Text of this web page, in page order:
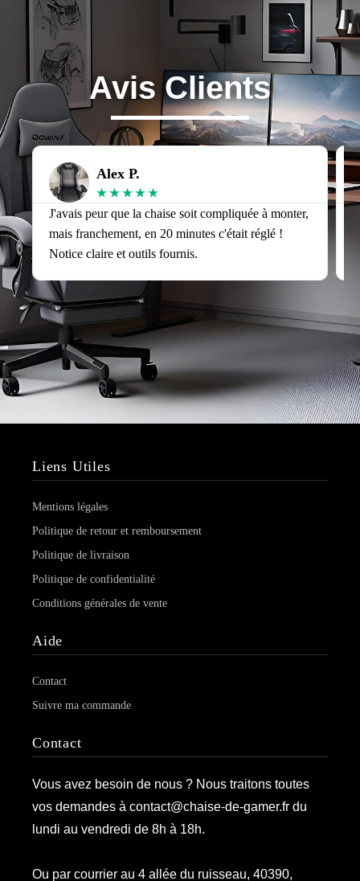
Avis Clients
Alex P.
★ ★ ★ ★ ★
J'avais peur que la chaise soit compliquée à monter,
mais franchement, en 20 minutes c'était réglé !
Notice claire et outils fournis.
Liens Utiles
Mentions légales
Politique de retour et remboursement
Politique de livraison
Politique de confidentialité
Conditions générales de vente
Aide
Contact
Suivre ma commande
Contact
Vous avez besoin de nous ? Nous traitons toutes
vos demandes à contact@chaise-de-gamer.fr du
lundi au vendredi de 8h à 18h.
Ou par courrier au 4 allée du ruisseau, 40390,